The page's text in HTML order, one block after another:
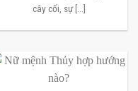
cây cối, sự [...]